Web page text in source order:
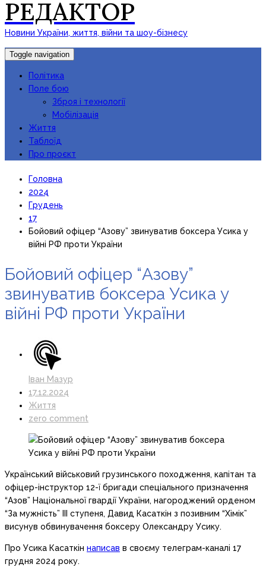
РЕДАКТОР
Новини України, життя, війни та шоу-бізнесу
Toggle navigation
Політика
Поле бою
Зброя і технології
Мобілізація
Життя
Таблоїд
Про проєкт
Головна
2024
Грудень
17
Бойовий офіцер “Азову” звинуватив боксера Усика у
війні РФ проти України
Бойовий офіцер “Азову”
звинуватив боксера Усика у
війні РФ проти України
Іван Мазур
17.12.2024
Життя
zero comment
Український військовий грузинського походження, капітан та
офіцер-інструктор 12-ї бригади спеціального призначення
“Азов” Національної гвардії України, нагороджений орденом
“За мужність” III ступеня, Давид Касаткін з позивним “Хімік”
висунув обвинувачення боксеру Олександру Усику.
Про Усика Касаткін написав в своєму телеграм-каналі 17
грудня 2024 року.